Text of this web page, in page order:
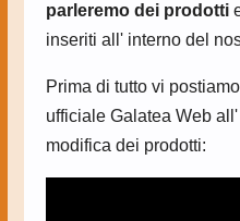
parleremo dei prodotti
inseriti all' interno del
Prima di tutto vi
ufficiale Galatea Web
modifica dei prodotti: